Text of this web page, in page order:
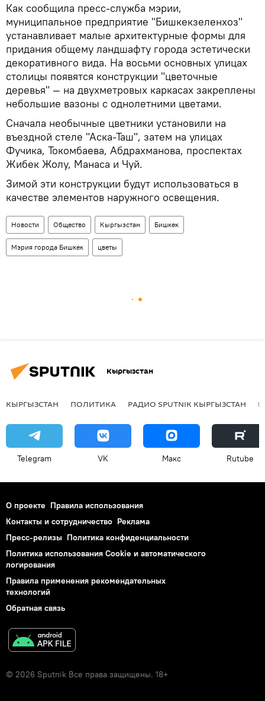
Как сообщила пресс-служба мэрии,
муниципальное предприятие "Бишкекзеленхоз"
устанавливает малые архитектурные формы для
придания общему ландшафту города эстетически
декоративного вида. На восьми основных улицах
столицы появятся конструкции "цветочные
деревья" — на двухметровых каркасах закреплены
небольшие вазоны с однолетними цветами.
Сначала необычные цветники установили на
въездной стеле "Аска-Таш", затем на улицах
Фучика, Токомбаева, Абдрахманова, проспектах
Жибек Жолу, Манаса и Чуй.
Зимой эти конструкции будут использоваться в
качестве элементов наружного освещения.
Новости Общество Кыргызстан Бишкек
Мэрия города Бишкек цветы
Кыргызстан
КЫРГЫЗСТАН ПОЛИТИКА РАДИО SPUTNIK КЫРГЫЗСТАН
Telegram VK Макс Rutube
О проекте Правила использования
Контакты и сотрудничество Реклама
Пресс-релизы Политика конфиденциальности
Политика использования Cookie и автоматического
логирования
Правила применения рекомендательных
технологий
Обратная связь
© 2026 Sputnik Все права защищены. 18+